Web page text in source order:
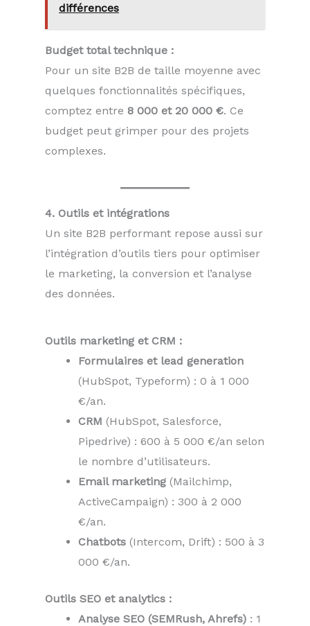
différences
Budget total technique :
Pour un site B2B de taille moyenne avec
quelques fonctionnalités spécifiques,
comptez entre 8 000 et 20 000 €. Ce
budget peut grimper pour des projets
complexes.
4. Outils et intégrations
Un site B2B performant repose aussi sur
l’intégration d’outils tiers pour optimiser
le marketing, la conversion et l’analyse
des données.
Outils marketing et CRM :
Formulaires et lead generation
(HubSpot, Typeform) : 0 à 1 000
€/an.
CRM (HubSpot, Salesforce,
Pipedrive) : 600 à 5 000 €/an selon
le nombre d’utilisateurs.
Email marketing (Mailchimp,
ActiveCampaign) : 300 à 2 000
€/an.
Chatbots (Intercom, Drift) : 500 à 3
000 €/an.
Outils SEO et analytics :
Analyse SEO (SEMRush, Ahrefs) : 1